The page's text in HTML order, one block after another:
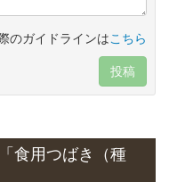
のガイドラインはこちら
投稿
「食用つばき（種